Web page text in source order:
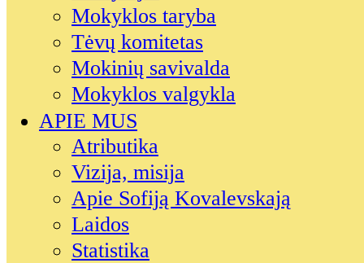
Mokyklos taryba
Tėvų komitetas
Mokinių savivalda
Mokyklos valgykla
APIE MUS
Atributika
Vizija, misija
Apie Sofiją Kovalevskają
Laidos
Statistika